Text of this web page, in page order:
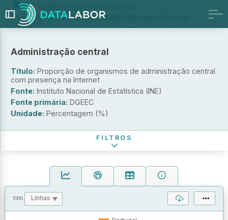
TIPO
Administração central
Título: Proporção de organismos de administração central
com presença na Internet
Fonte: Instituto Nacional de Estatística (INE)
Fonte primária: DGEEC
Unidade: Percentagem (%)
Por escalão de pessoal ao serviço
Por tipo de funcionalidade disponibilizada (Internet)
Por nível de acessibilidade do W3C para cidadãos com
Escalão de pessoal ao serviço
1 - 49 pessoas
50 - 249 pessoas
250 e mais pessoas
FILTROS